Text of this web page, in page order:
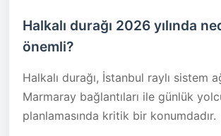
Halkalı durağı 2026 yılında
önemli?
Halkalı durağı, İstanbul raylı sistem
Marmaray bağlantıları ile günlük
planlamasında kritik bir konumdadır.